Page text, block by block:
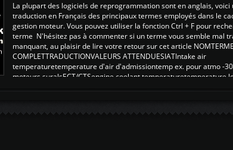
La plupart des logiciels de reprogrammation sont en anglais, voici
traduction en Français des principaux termes employés dans le
gestion moteur. Vous pouvez utiliser la fonction Ctrl + F pour
terme N'hésitez pas à commenter si un terme vous semble mal
manquant, au plaisir de lire votre retour sur cet article NOMTERME
COMPLETTRADUCTIONVALEURS ATTENDUESIATIntake air
temperaturetemperature d'air d'admissiontemp ex. pour atmo -
moteurs suralsECT/CTSengine coolant temperaturetemperature